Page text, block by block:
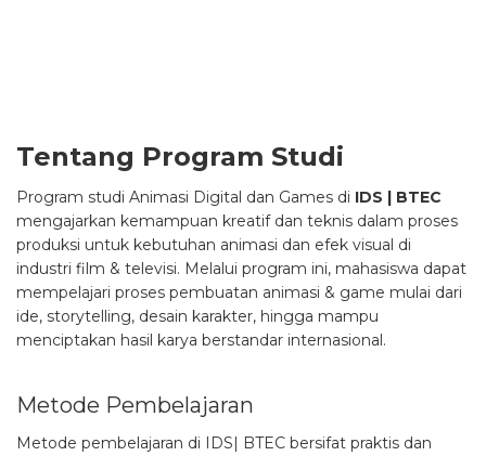
Tentang Program Studi
Program studi Animasi Digital dan Games di IDS | BTEC
mengajarkan kemampuan kreatif dan teknis dalam proses
produksi untuk kebutuhan animasi dan efek visual di
industri film & televisi. Melalui program ini, mahasiswa dapat
mempelajari proses pembuatan animasi & game mulai dari
ide, storytelling, desain karakter, hingga mampu
menciptakan hasil karya berstandar internasional.
Metode Pembelajaran
Metode pembelajaran di IDS| BTEC bersifat praktis dan